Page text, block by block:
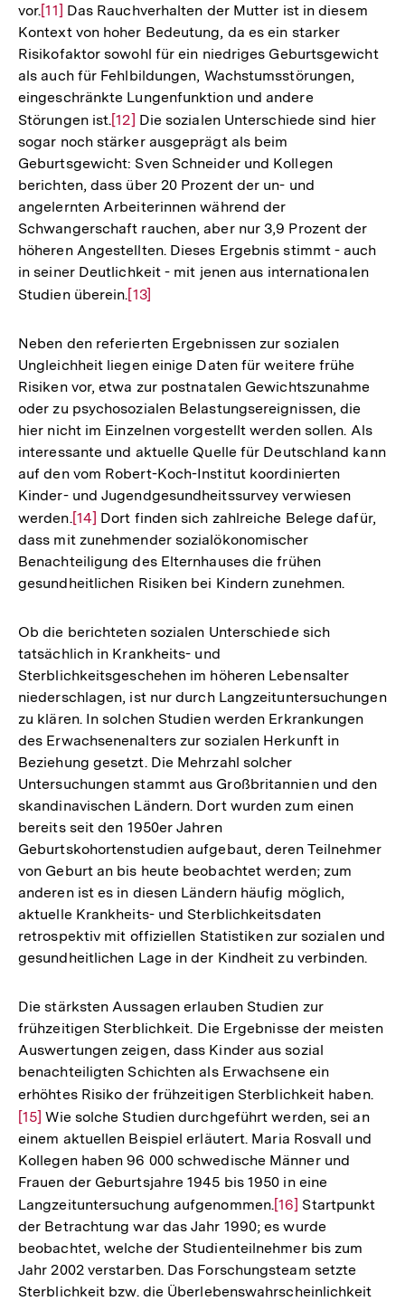
vor.Zur
Auflösung
der
Fußnote
[11] Das Rauchverhalten der Mutter ist in diesem
Kontext von hoher Bedeutung, da es ein starker
Risikofaktor sowohl für ein niedriges Geburtsgewicht
als auch für Fehlbildungen, Wachstumsstörungen,
eingeschränkte Lungenfunktion und andere
Störungen ist.Zur
Auflösung
der
Fußnote
[12] Die sozialen Unterschiede sind hier
sogar noch stärker ausgeprägt als beim
Geburtsgewicht: Sven Schneider und Kollegen
berichten, dass über 20 Prozent der un- und
angelernten Arbeiterinnen während der
Schwangerschaft rauchen, aber nur 3,9 Prozent der
höheren Angestellten. Dieses Ergebnis stimmt - auch
in seiner Deutlichkeit - mit jenen aus internationalen
Studien überein.Zur
der
Fußnote
[13]
Neben den referierten Ergebnissen zur sozialen
Ungleichheit liegen einige Daten für weitere frühe
Risiken vor, etwa zur postnatalen Gewichtszunahme
oder zu psychosozialen Belastungsereignissen, die
hier nicht im Einzelnen vorgestellt werden sollen. Als
interessante und aktuelle Quelle für Deutschland kann
auf den vom Robert-Koch-Institut koordinierten
Kinder- und Jugendgesundheitssurvey verwiesen
werden.Zur
Auflösung
der
Fußnote
[14] Dort finden sich zahlreiche Belege dafür,
dass mit zunehmender sozialökonomischer
Benachteiligung des Elternhauses die frühen
gesundheitlichen Risiken bei Kindern zunehmen.
Ob die berichteten sozialen Unterschiede sich
tatsächlich in Krankheits- und
Sterblichkeitsgeschehen im höheren Lebensalter
niederschlagen, ist nur durch Langzeituntersuchungen
zu klären. In solchen Studien werden Erkrankungen
des Erwachsenenalters zur sozialen Herkunft in
Beziehung gesetzt. Die Mehrzahl solcher
Untersuchungen stammt aus Großbritannien und den
skandinavischen Ländern. Dort wurden zum einen
bereits seit den 1950er Jahren
Geburtskohortenstudien aufgebaut, deren Teilnehmer
von Geburt an bis heute beobachtet werden; zum
anderen ist es in diesen Ländern häufig möglich,
aktuelle Krankheits- und Sterblichkeitsdaten
retrospektiv mit offiziellen Statistiken zur sozialen und
gesundheitlichen Lage in der Kindheit zu verbinden.
Die stärksten Aussagen erlauben Studien zur
frühzeitigen Sterblichkeit. Die Ergebnisse der meisten
Auswertungen zeigen, dass Kinder aus sozial
benachteiligten Schichten als Erwachsene ein
erhöhtes Risiko der frühzeitigen Sterblichkeit haben.
[15] Wie solche Studien durchgeführt werden, sei an
einem aktuellen Beispiel erläutert. Maria Rosvall und
Kollegen haben 96 000 schwedische Männer und
Frauen der Geburtsjahre 1945 bis 1950 in eine
Langzeituntersuchung aufgenommen.Zur
Auflösung
der
Fußnote
[16] Startpunkt
der Betrachtung war das Jahr 1990; es wurde
beobachtet, welche der Studienteilnehmer bis zum
Jahr 2002 verstarben. Das Forschungsteam setzte
Sterblichkeit bzw. die Überlebenswahrscheinlichkeit